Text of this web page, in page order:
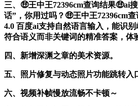
三、🤑王中王72396cm查询结果🤑ai
话”，你用过吗？🤑王中王72396cm查
4.0 百度ai支持自然语言输入，能识
符合语义而非关键词的精准答案，体
四、新增深渊之章的美术资源。
五、照片修复与动态照片功能跳转入
六、视频补帧慢放流畅不卡顿～